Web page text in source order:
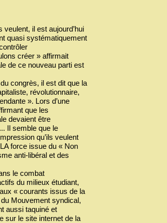
il est aujourd’hui
quasi systématiquement
créer » affirmait
de ce nouveau parti est
congrès, il est dit que la
révolutionnaire,
». Lors d’une
que les
devaient être
Il semble que le
qu’ils veulent
force issue du « Non
anti-libéral et des
le combat
du milieux étudiant,
« courants issus de la
Mouvement syndical,
aussi taquiné et
sur le site internet de la